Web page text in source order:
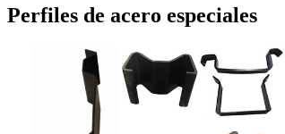
Perfiles de acero especiales